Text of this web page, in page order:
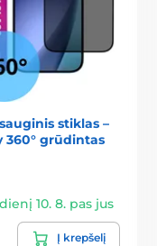
stiklas –
360° grūdintas
10. 8. pas jus
Į krepšelį